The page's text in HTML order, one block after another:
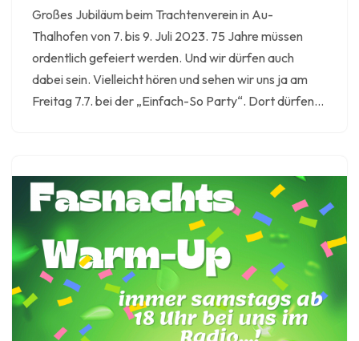
Großes Jubiläum beim Trachtenverein in Au-
Thalhofen von 7. bis 9. Juli 2023. 75 Jahre müssen
ordentlich gefeiert werden. Und wir dürfen auch
dabei sein. Vielleicht hören und sehen wir uns ja am
Freitag 7.7. bei der „Einfach-So Party“. Dort dürfen…